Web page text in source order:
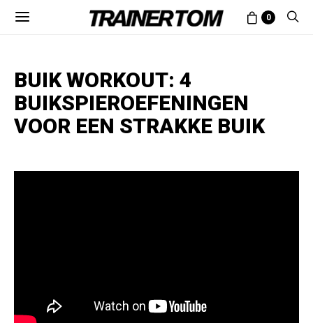
0
BUIK WORKOUT: 4
BUIKSPIEROEFENINGEN
VOOR EEN STRAKKE BUIK